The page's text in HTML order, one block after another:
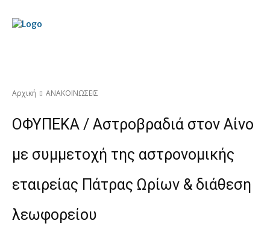
Αρχική ΑΝΑΚΟΙΝΩΣΕΙΣ
ΟΦΥΠΕΚΑ / Αστροβραδιά στον Αίνο
με συμμετοχή της αστρονομικής
εταιρείας Πάτρας Ωρίων & διάθεση
λεωφορείου